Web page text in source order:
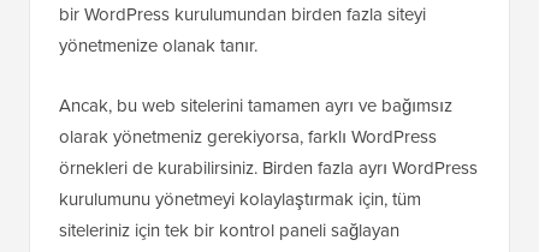
bir WordPress kurulumundan birden fazla siteyi
yönetmenize olanak tanır.
Ancak, bu web sitelerini tamamen ayrı ve bağımsız
olarak yönetmeniz gerekiyorsa, farklı WordPress
örnekleri de kurabilirsiniz. Birden fazla ayrı WordPress
kurulumunu yönetmeyi kolaylaştırmak için, tüm
siteleriniz için tek bir kontrol paneli sağlayan